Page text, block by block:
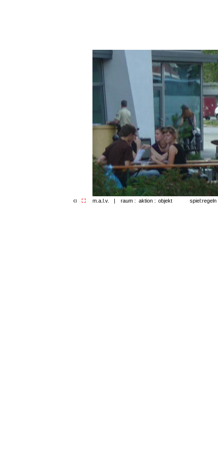
spiel:regeln
m.a.l.v. | raum : aktion : objekt